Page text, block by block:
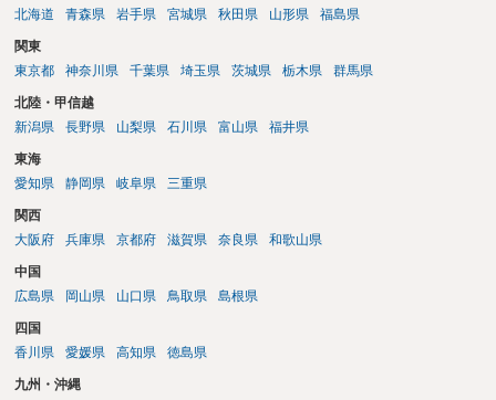
北海道
青森県 岩手県 宮城県 秋田県 山形県 福島県
関東
東京都
神奈川県 千葉県 埼玉県 茨城県 栃木県 群馬県
北陸・甲信越
新潟県
長野県 山梨県 石川県 富山県 福井県
東海
愛知県
静岡県 岐阜県 三重県
関西
大阪府
兵庫県 京都府 滋賀県 奈良県 和歌山県
中国
広島県
岡山県 山口県 鳥取県 島根県
四国
香川県
愛媛県 高知県 徳島県
九州・沖縄